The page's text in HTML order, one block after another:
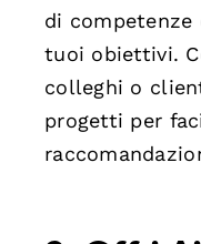
di competenze
tuoi obiettivi.
colleghi o
progetti per